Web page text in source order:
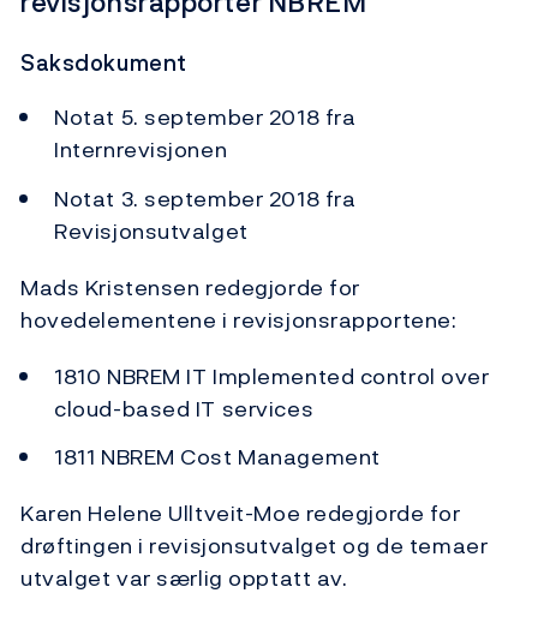
Saksdokument
Notat 5. september 2018 fra
Internrevisjonen
Notat 3. september 2018 fra
Revisjonsutvalget
Mads Kristensen redegjorde for
hovedelementene i revisjonsrapportene:
1810 NBREM IT Implemented control over
cloud-based IT services
1811 NBREM Cost Management
Karen Helene Ulltveit-Moe redegjorde for
drøftingen i revisjonsutvalget og de temaer
utvalget var særlig opptatt av.